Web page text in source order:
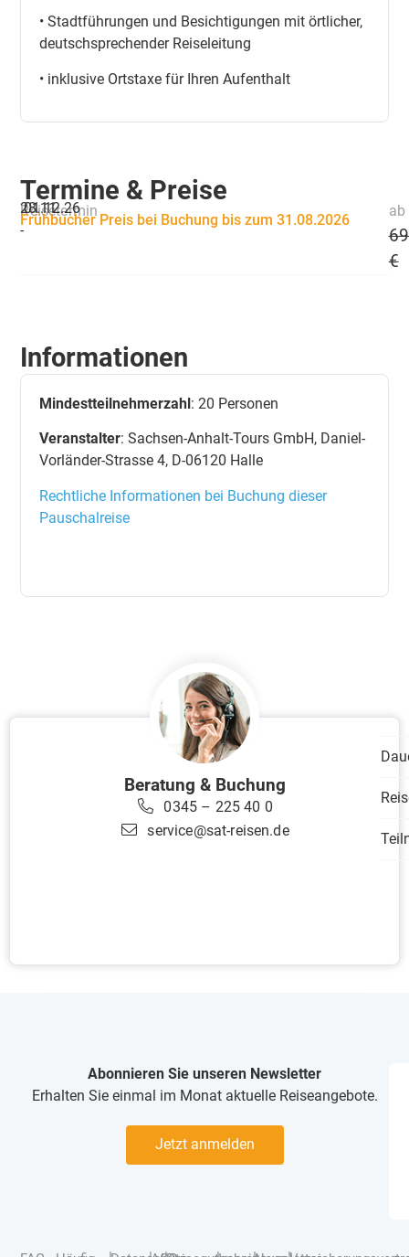
• Stadtführungen und Besichtigungen mit örtlicher,
deutschsprechender Reiseleitung
• inklusive Ortstaxe für Ihren Aufenthalt
Termine & Preise
Reisetermin
28.11.
-
01.12.26
Frühbucher Preis bei Buchung bis zum 31.08.2026
ab
€
Informationen
Mindestteilnehmerzahl: 20 Personen
Veranstalter: Sachsen-Anhalt-Tours GmbH, Daniel-
Vorländer-Strasse 4, D-06120 Halle
Rechtliche Informationen bei Buchung dieser
Pauschalreise
Beratung & Buchung
0345 – 225 40 0
service@sat-reisen.de
Abonnieren Sie unseren Newsletter
Erhalten Sie einmal im Monat aktuelle Reiseangebote.
Jetzt anmelden